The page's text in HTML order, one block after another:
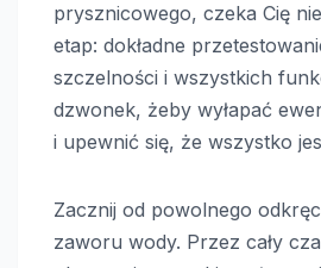
prysznicowego, czeka Cię
etap: dokładne
szczelności i wszystkich
dzwonek, żeby wyłapać
i upewnić się, że wszystko
Zacznij od powolnego
zaworu wody. Przez cały